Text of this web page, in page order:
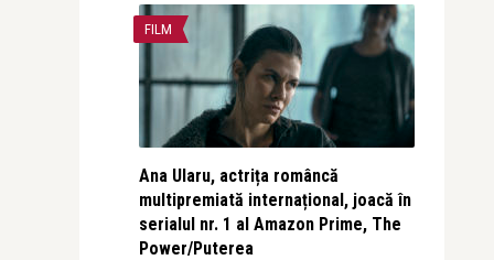
FILM
Ana Ularu, actrița româncă
multipremiată internațional, joacă în
serialul nr. 1 al Amazon Prime, The
Power/Puterea